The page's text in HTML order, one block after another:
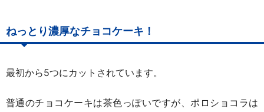
ねっとり濃厚なチョコケーキ！
最初から5つにカットされています。
普通のチョコケーキは茶色っぽいですが、ポロショコラは